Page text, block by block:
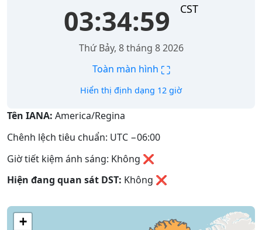
03:34:59 CST
Thứ Bảy, 8 tháng 8 2026
Toàn màn hình ⛶
Hiển thị định dạng 12 giờ
Tên IANA: America/Regina
Chênh lệch tiêu chuẩn: UTC −06:00
Giờ tiết kiệm ánh sáng: Không ❌
Hiện đang quan sát DST: Không ❌
+